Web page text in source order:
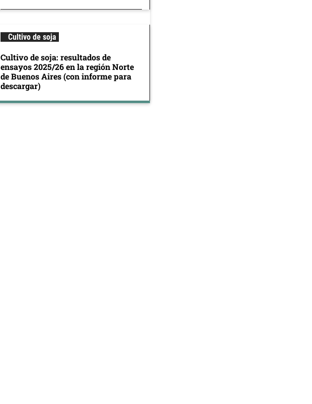
Cultivo de soja
Cultivo de soja: resultados de
ensayos 2025/26 en la región Norte
de Buenos Aires (con informe para
descargar)